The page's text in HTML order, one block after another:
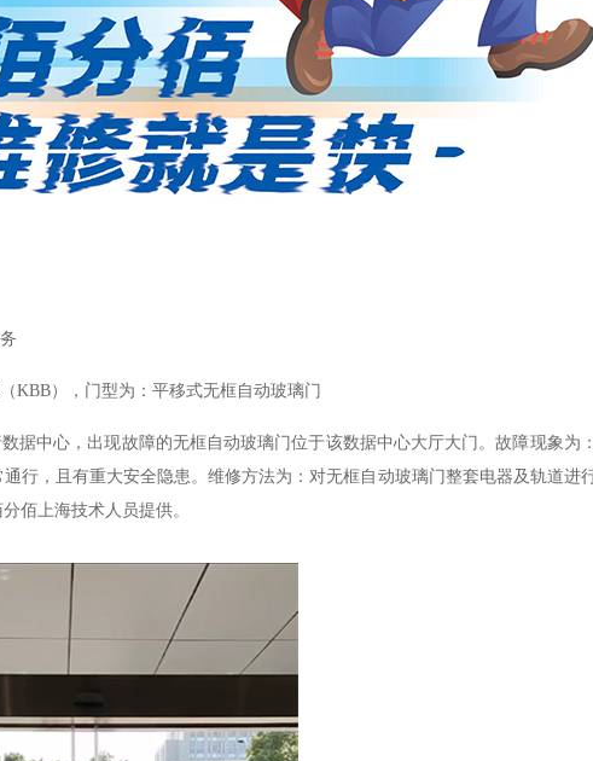
KBB） ，门型为：平移式无框自动玻璃门
据中心，出现故障的无框自动玻璃门位于该数据中心大厅大门。故障现象为
行，且有重大安全隐患。维修方法为：对无框自动玻璃门整套电器及轨道进
佰上海技术人员提供。